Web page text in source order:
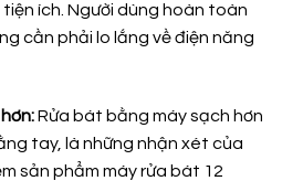
ích. Người dùng hoàn toàn
cần phải lo lắng về điện năng
Rửa bát bằng máy sạch hơn
tay, là những nhận xét của
sản phẩm máy rửa bát 12